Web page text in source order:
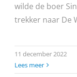
wilde de boer
trekker naar De
11 december 2022
Lees meer